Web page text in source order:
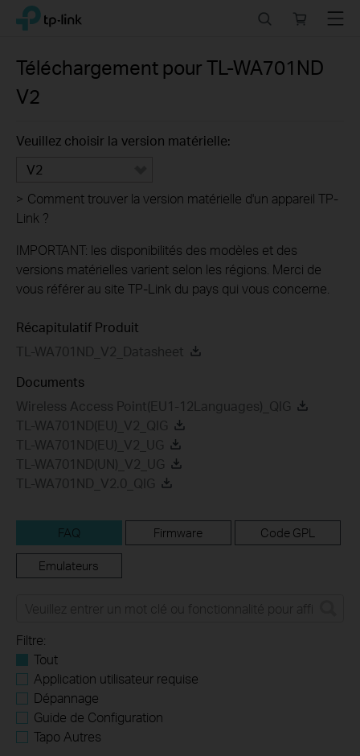
Click
the
navigation
TP-Link, Reliably Smart
store
Menu
Téléchargement pourTL-WA701ND
V2
Veuillez choisir la version matérielle:
V2
> Comment trouver la version matérielle d'un appareil TP-
Link ?
IMPORTANT: les disponibilités des modèles et des
versions matérielles varient selon les régions. Merci de
vous référer au site TP-Link du pays qui vous concerne.
Récapitulatif Produit
TL-WA701ND_V2_Datasheet
Documents
Wireless Access Point(EU1-12Languages)_QIG
TL-WA701ND(EU)_V2_QIG
TL-WA701ND(EU)_V2_UG
TL-WA701ND(UN)_V2_UG
TL-WA701ND_V2.0_QIG
FAQ Firmware Code GPL
Emulateurs
Filtre:
Tout
Application utilisateur requise
Dépannage
Guide de Configuration
Tapo Autres